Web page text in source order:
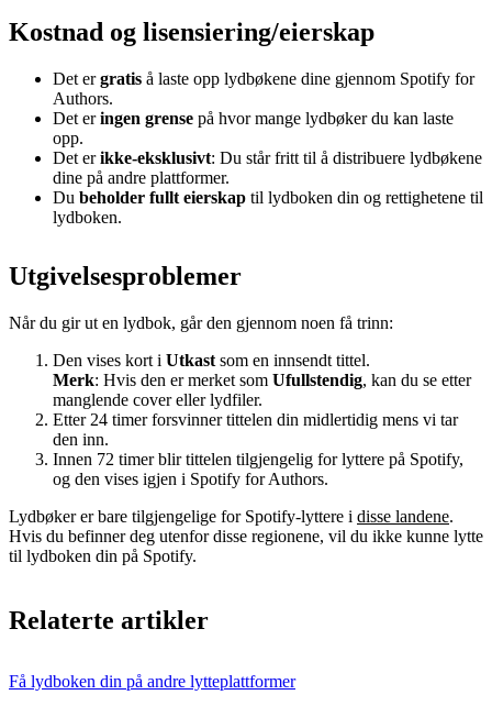
Kostnad og lisensiering/eierskap
Det ergratis å laste opp lydbøkene dine gjennom Spotify for
Authors.
Det eringen grense på hvor mange lydbøker du kan laste
opp.
Det erikke-eksklusivt: Du står fritt til å distribuere lydbøkene
dine på andre plattformer.
Du beholder fullt eierskap til lydboken din og rettighetene til
lydboken.
Utgivelsesproblemer
Når du gir ut en lydbok, går den gjennom noen få trinn:
Den vises kort i Utkast som en innsendt tittel.
Merk: Hvis den er merket som Ufullstendig, kan du se etter
manglende cover eller lydfiler.
Etter 24 timer forsvinner tittelen din midlertidig mens vi tar
den inn.
Innen 72 timer blir tittelen tilgjengelig for lyttere på Spotify,
og den vises igjen i Spotify for Authors.
Lydbøker er bare tilgjengelige for Spotify-lyttere i disse landene.
Hvis du befinner deg utenfor disse regionene, vil du ikke kunne lytte
til lydboken din på Spotify.
Relaterte artikler
Få lydboken din på andre lytteplattformer